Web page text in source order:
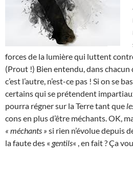
forces de la lumière qui luttent
(Prout !) Bien entendu, dans chacun
c’est l’autre, n’est-ce pas ! Si on se
certains qui se prétendent
pourra régner sur la Terre tant que
cons en plus d’être méchants. OK,
« méchants » si rien n’évolue depuis
la faute des « gentils« , en fait ? Ça